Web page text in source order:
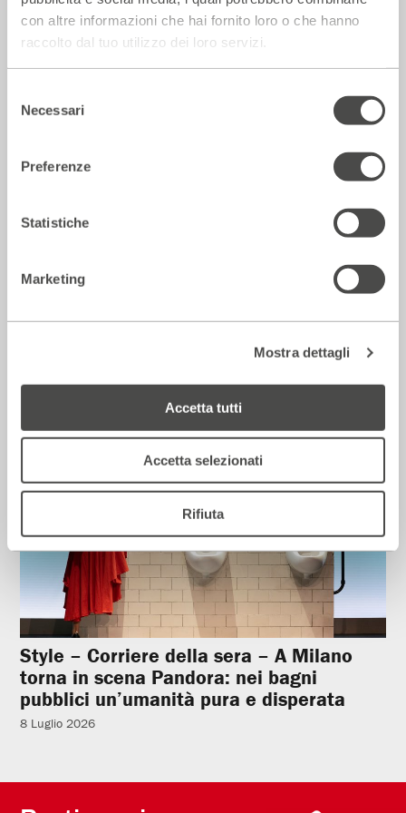
con altre informazioni che hai fornito loro o che hanno
raccolto dal tuo utilizzo dei loro servizi.
delNecessari
Preferenze
Statistiche
Marketing
Mostra dettagli
Accetta tutti
Accetta selezionati
Rifiuta
Frassica
Style – Corriere della sera – A Milano
torna in scena Pandora: nei bagni
pubblici un’umanità pura e disperata
8 Luglio 2026